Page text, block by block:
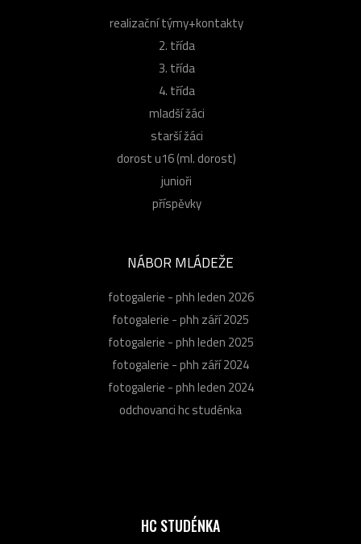
HC STUDÉNKA
realizační týmy+kontakty
2. třída
3. třída
4. třída
mladší žáci
starší žáci
dorost u16 (ml. dorost)
junioři
příspěvky
NÁBOR MLÁDEŽE
fotogalerie - phh leden 2026
fotogalerie - phh září 2025
fotogalerie - phh leden 2025
fotogalerie - phh září 2024
fotogalerie - phh leden 2024
odchovanci hc studénka